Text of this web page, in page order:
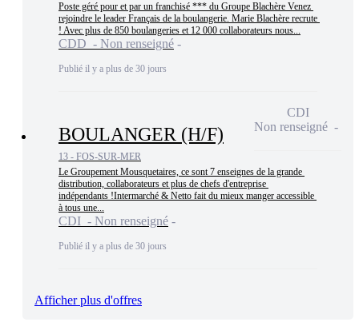
Poste géré pour et par un franchisé *** du Groupe Blachère Venez
rejoindre le leader Français de la boulangerie. Marie Blachère recrute
! Avec plus de 850 boulangeries et 12 000 collaborateurs nous...
CDD - Non renseigné
Publié il y a plus de 30 jours
BOULANGER (H/F)
13 - FOS-SUR-MER
Le Groupement Mousquetaires, ce sont 7 enseignes de la grande
distribution, collaborateurs et plus de chefs d'entreprise
indépendants !Intermarché & Netto fait du mieux manger accessible
à tous une...
CDI - Non renseigné
Publié il y a plus de 30 jours
CDI
Non renseigné
Afficher plus d'offres